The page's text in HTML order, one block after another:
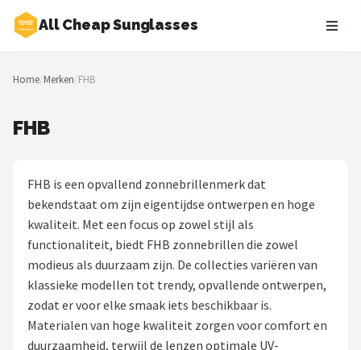
All Cheap Sunglasses
Zoeken
NAVIGATIE
Blog
Zonnebrillen
Baby zonnebrillen
Shop
POPULAIRE MERKEN
Home/Merken/FHB
FHB
FHB is een opvallend zonnebrillenmerk dat
bekendstaat om zijn eigentijdse ontwerpen en hoge
kwaliteit. Met een focus op zowel stijl als
functionaliteit, biedt FHB zonnebrillen die zowel
modieus als duurzaam zijn. De collecties variëren van
klassieke modellen tot trendy, opvallende ontwerpen,
zodat er voor elke smaak iets beschikbaar is.
Materialen van hoge kwaliteit zorgen voor comfort en
duurzaamheid, terwijl de lenzen optimale UV-